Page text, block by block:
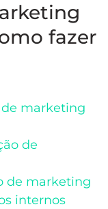
fazer
marketing
de
de marketing
internos